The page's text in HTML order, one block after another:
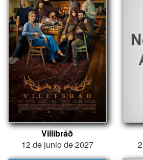
Villibráð
12 de junio de 2027